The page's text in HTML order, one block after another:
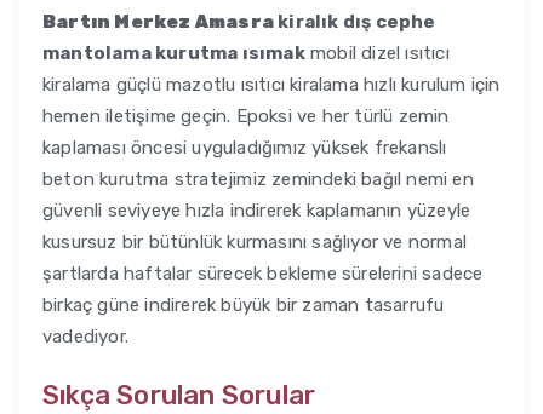
Bartın Merkez Amasra kiralık dış cephe
mantolama kurutma ısımakmobil dizel ısıtıcı
kiralama güçlü mazotlu ısıtıcı kiralama hızlı kurulum için
hemen iletişime geçin. Epoksi ve her türlü zemin
kaplaması öncesi uyguladığımız yüksek frekanslı
beton kurutma stratejimiz zemindeki bağıl nemi en
güvenli seviyeye hızla indirerek kaplamanın yüzeyle
kusursuz bir bütünlük kurmasını sağlıyor ve normal
şartlarda haftalar sürecek bekleme sürelerini sadece
birkaç güne indirerek büyük bir zaman tasarrufu
vadediyor.
Sıkça Sorulan Sorular